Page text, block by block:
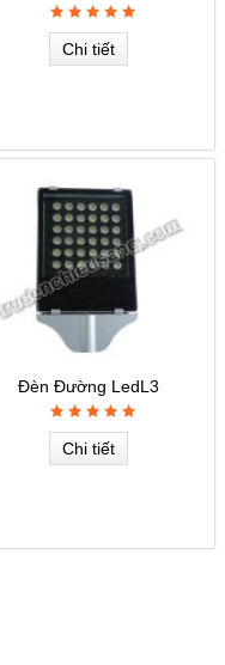
Chi tiết
Đèn Đường LedL3
Chi tiết